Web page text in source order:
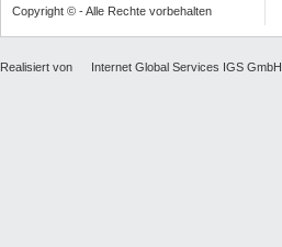
Copyright © - Alle Rechte vorbehalten
Realisiert von Internet Global Services IGS GmbH